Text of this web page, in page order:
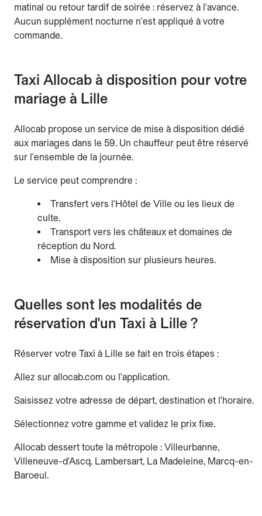
matinal ou retour tardif de soirée : réservez à l'avance.
Aucun supplément nocturne n'est appliqué à votre
commande.
Taxi Allocab à disposition pour votre
mariage à Lille
Allocab propose un service de mise à disposition dédié
aux mariages dans le 59. Un chauffeur peut être réservé
sur l'ensemble de la journée.
Le service peut comprendre :
Transfert vers l'Hôtel de Ville ou les lieux de
culte.
Transport vers les châteaux et domaines de
réception du Nord.
Mise à disposition sur plusieurs heures.
Quelles sont les modalités de
réservation d'un Taxi à Lille ?
Réserver votre Taxi à Lille se fait en trois étapes :
Allez sur allocab.com ou l'application.
Saisissez votre adresse de départ, destination et l'horaire.
Sélectionnez votre gamme et validez le prix fixe.
Allocab dessert toute la métropole : Villeurbanne,
Villeneuve-d'Ascq, Lambersart, La Madeleine, Marcq-en-
Baroeul.